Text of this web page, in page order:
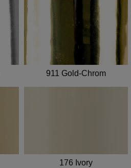
911 Gold-Chrom
176 Ivory